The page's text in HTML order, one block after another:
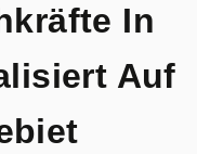
In
Auf